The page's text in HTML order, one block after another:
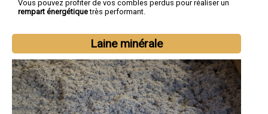
Vous pouvez profiter de vos combles perdus pour réaliser un
rempart énergétiquetrès performant.
Laine minérale